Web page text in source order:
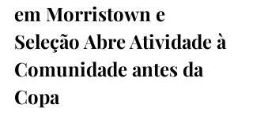
em Morristown e
Seleção Abre Atividade à
Comunidade antes da
Copa